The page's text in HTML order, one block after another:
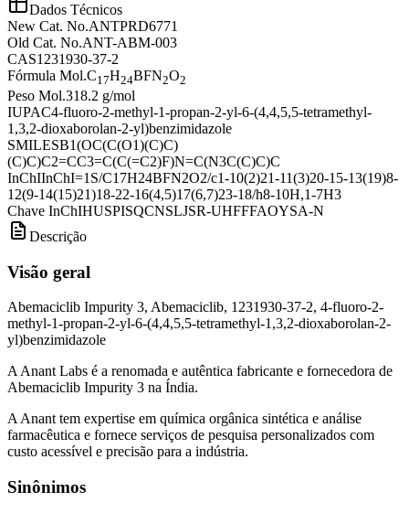
Dados Técnicos
New Cat. No.ANTPRD6771
Old Cat. No.ANT-ABM-003
CAS1231930-37-2
Fórmula Mol.C17H24BFN2O2
Peso Mol.318.2 g/mol
IUPAC4-fluoro-2-methyl-1-propan-2-yl-6-(4,4,5,5-tetramethyl-
1,3,2-dioxaborolan-2-yl)benzimidazole
SMILESB1(OC(C(O1)(C)C)
(C)C)C2=CC3=C(C(=C2)F)N=C(N3C(C)C)C
InChIInChI=1S/C17H24BFN2O2/c1-10(2)21-11(3)20-15-13(19)8-
12(9-14(15)21)18-22-16(4,5)17(6,7)23-18/h8-10H,1-7H3
Chave InChIHUSPISQCNSLJSR-UHFFFAOYSA-N
Descrição
Visão geral
Abemaciclib Impurity 3, Abemaciclib, 1231930-37-2, 4-fluoro-2-
methyl-1-propan-2-yl-6-(4,4,5,5-tetramethyl-1,3,2-dioxaborolan-2-
yl)benzimidazole
A Anant Labs é a renomada e autêntica fabricante e fornecedora de
Abemaciclib Impurity 3 na Índia.
A Anant tem expertise em química orgânica sintética e análise
farmacêutica e fornece serviços de pesquisa personalizados com
custo acessível e precisão para a indústria.
Sinônimos